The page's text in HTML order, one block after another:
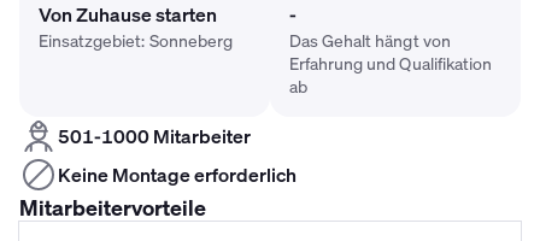
Von Zuhause starten
Einsatzgebiet: Sonneberg
-
Das Gehalt hängt von
Erfahrung und Qualifikation
ab
501-1000 Mitarbeiter
Keine Montage erforderlich
Mitarbeitervorteile